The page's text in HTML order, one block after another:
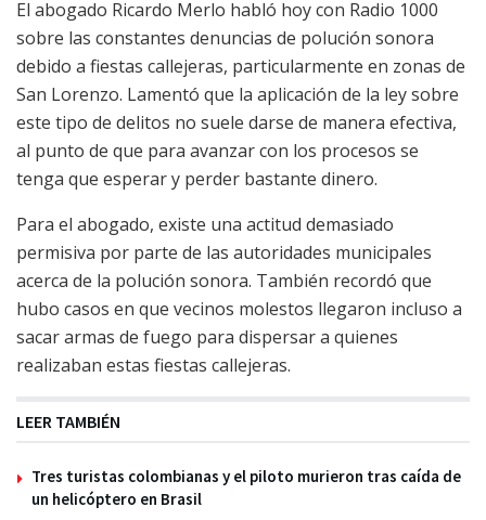
El abogado Ricardo Merlo habló hoy con Radio 1000
sobre las constantes denuncias de polución sonora
debido a fiestas callejeras, particularmente en zonas de
San Lorenzo. Lamentó que la aplicación de la ley sobre
este tipo de delitos no suele darse de manera efectiva,
al punto de que para avanzar con los procesos se
tenga que esperar y perder bastante dinero.
Para el abogado, existe una actitud demasiado
permisiva por parte de las autoridades municipales
acerca de la polución sonora. También recordó que
hubo casos en que vecinos molestos llegaron incluso a
sacar armas de fuego para dispersar a quienes
realizaban estas fiestas callejeras.
LEER TAMBIÉN
Tres turistas colombianas y el piloto murieron tras caída de
un helicóptero en Brasil